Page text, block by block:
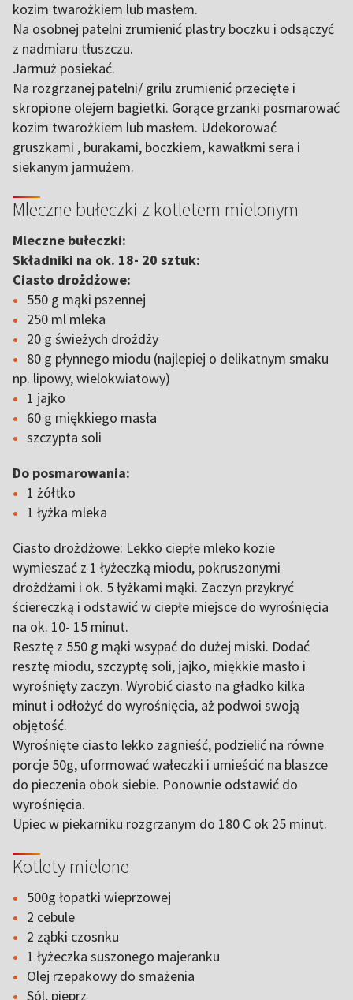
kozim twarożkiem lub masłem.
Na osobnej patelni zrumienić plastry boczku i odsączyć
z nadmiaru tłuszczu.
Jarmuż posiekać.
Na rozgrzanej patelni/ grilu zrumienić przecięte i
skropione olejem bagietki. Gorące grzanki posmarować
kozim twarożkiem lub masłem. Udekorować
gruszkami , burakami, boczkiem, kawałkmi sera i
siekanym jarmużem.
Mleczne bułeczki z kotletem mielonym
Mleczne bułeczki:
Składniki na ok. 18- 20 sztuk:
Ciasto drożdżowe:
550 g mąki pszennej
250 ml mleka
20 g świeżych drożdży
80 g płynnego miodu (najlepiej o delikatnym smaku
np. lipowy, wielokwiatowy)
1 jajko
60 g miękkiego masła
szczypta soli
Do posmarowania:
1 żółtko
1 łyżka mleka
Ciasto drożdżowe: Lekko ciepłe mleko kozie
wymieszać z 1 łyżeczką miodu, pokruszonymi
drożdżami i ok. 5 łyżkami mąki. Zaczyn przykryć
ściereczką i odstawić w ciepłe miejsce do wyrośnięcia
na ok. 10- 15 minut.
Resztę z 550 g mąki wsypać do dużej miski. Dodać
resztę miodu, szczyptę soli, jajko, miękkie masło i
wyrośnięty zaczyn. Wyrobić ciasto na gładko kilka
minut i odłożyć do wyrośnięcia, aż podwoi swoją
objętość.
Wyrośnięte ciasto lekko zagnieść, podzielić na równe
porcje 50g, uformować wałeczki i umieścić na blaszce
do pieczenia obok siebie. Ponownie odstawić do
wyrośnięcia.
Upiec w piekarniku rozgrzanym do 180 C ok 25 minut.
Kotlety mielone
500g łopatki wieprzowej
2 cebule
2 ząbki czosnku
1 łyżeczka suszonego majeranku
Olej rzepakowy do smażenia
Sól, pieprz